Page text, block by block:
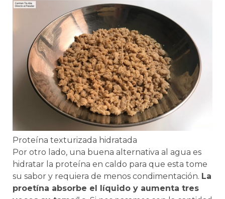
Proteína texturizada hidratada
Por otro lado, una buena alternativa al agua es
hidratar la proteína en caldo para que esta tome
su sabor y requiera de menos condimentación. La
proetína absorbe el líquido y aumenta tres